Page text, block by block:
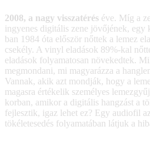
2008, a nagy visszatérés éve. Míg a
ingyenes digitális zene jövőjének, egy
ban 1984 óta először nőttek a lemez
csekély. A vinyl eladások 89%-kal
eladások folyamatosan növekedtek.
megmondani, mi magyarázza a
Vannak, akik azt mondják, hogy a
magasra értékelik személyes
korban, amikor a digitális hangzást a
fejlesztik, igaz lehet ez? Egy audiofil
tökéletesedés folyamatában látjuk a